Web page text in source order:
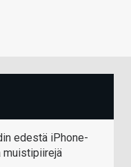
edestä iPhone-
muistipiirejä